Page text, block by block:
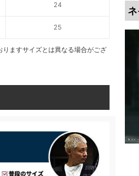
24
25
ますサイズとは異なる場合がござ